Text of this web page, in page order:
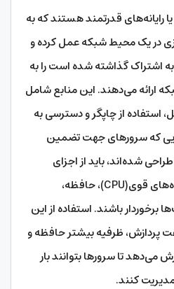
رایانه‌های قدرتمند هستند که به
در یک محیط شبکه عمل کرده و
اشتراک گذاشته شده است را به
ارائه می‌دهند. این منابع شامل
از چاپگر و دسترسی به
که سرورهای جهت تضمین
شده‌اند، باید از اجزای
قدرتمند و برتر مانند پردازنده‌های قوی(CPU)، حافظه،
باشند. استفاده از این
پردازش، ظرفیه بیشتر حافظه و
می‌دهد تا سرورها بتوانند بار
کنند.